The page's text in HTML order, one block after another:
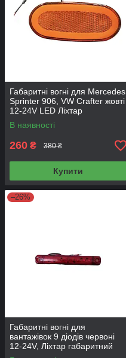
Габаритні вогні для Mercedes
Sprinter 906, VW Crafter жовті
12-24V LED Ліхтар
габаритний
В наявності
260 ₴ 380 ₴
Купити
–26%
Габаритні вогні для
вантажівок 9 діодів червоні
12-24V, Ліхтар габаритний
причіпа, габарити 1 шт NR-